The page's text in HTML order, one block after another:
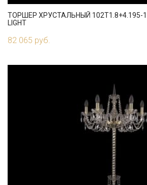
ТОРШЕР ХРУСТАЛЬНЫЙ 102T1.8+4.195-
LIGHT
82 065 руб.